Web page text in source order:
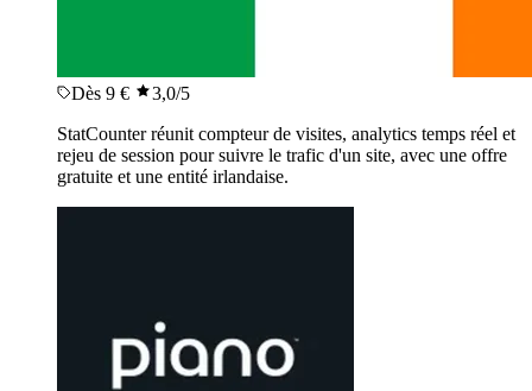
Dès 9 € 3,0/5
StatCounter réunit compteur de visites, analytics temps réel et
rejeu de session pour suivre le trafic d'un site, avec une offre
gratuite et une entité irlandaise.